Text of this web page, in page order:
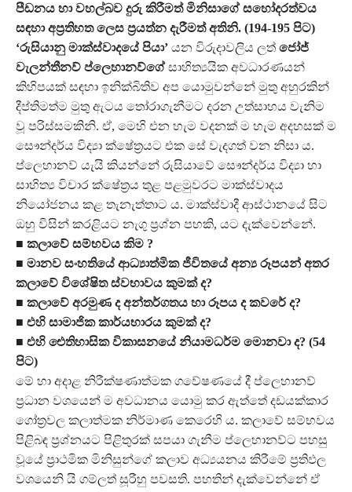
පීඩනය හා වහල්බව දුරු කිරීමත් මිනිසාගේ සහෝදරත්වය
සඳහා අප්‍රතිහත ලෙස ප්‍රයත්න දැරීමත් අතිනි. (194-195 පිට)
‘රුසියානු මාක්ස්වාදයේ පියා’ යන විරුදාවලිය ලත් ජෝජ්
වැලන්තීනව් ප්ලෙහානව්ගේසාහිත්‍යයික අවධාරණයන්
කිහිපයක් සඳහා ඉනික්බිතිව අප යොමුවන්නේ මුතු අහුරකින්
දීප්තිමත්ම මුතු ඇටය තෝරාගැනීමට දරන උත්සාහය වැනිම
වූ පරිස්සමකිනි. ඒ, මෙහි එන හැම වදනක් ම හැම අදහසක් ම
සෞන්දර්ය විද්‍යා ක්ෂේත්‍රයට එක සේ වැදගත් වන නිසා ය.
ප්ලෙහානව් යැයි කියන්නේ රුසියාවේ සෞන්දර්ය විද්‍යා හා
සාහිත්‍ය විචාර ක්ෂේත්‍රය තුළ පළමුවරට මාක්ස්වාදය
නියෝජනය කළ තැනැත්තාට ය. මාක්ස්වාදී ආස්ථානයේ සිට
ඔහු විසින් කරළියට නැගු ප්‍රශ්න පහකි, යට දැක්වෙන්නේ.
■ කලාවේ සම්භවය කිම ?
■ මානව සංහතියේ ආධ්‍යාත්මික ජීවිතයේ අන්‍ය රූපයන් අතර
කලාවේ විශේෂිත ස්වභාවය කුමක් ද?
■ කලාවේ අරමුණ ද අන්තර්ගතය හා රූපය ද කවරේ ද?
■ එහි සාමාජික කාර්යභාරය කුමක් ද?
■ එහි ඓතිහාසික විකාසනයේ නියාමධර්ම මොනවා ද? (54
පිට)
මේ හා අදාළ නිරීක්ෂණාත්මක ගවේෂණයේ දී ප්ලෙහානව්
ප්‍රධාන වශයෙන් ම අවධානය යොමු කර ඇත්තේ දඩයක්කාර
ගෝත්‍රවල කලාත්මක නිර්මාණ කෙරෙහි ය. කලාවේ සම්භවය
පිළිබඳ ප්‍රශ්නයට පිළිතුරක් සපයා ගැනීම ප්ලෙහානව්ට පහසු
වූයේ ප්‍රාථමික මිනිසුන්ගේ කලාව අධ්‍යයනය කිරීමේ ප්‍රතිඵල
වශයෙනි යි ගම්ලත් සූරීහු පවසති. පහතින් දැක්වෙන්නේ ඒ